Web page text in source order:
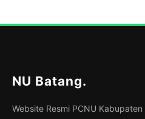
NU Batang.
Website Resmi PCNU Kabupaten